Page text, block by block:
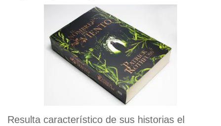
Resulta característico de sus historias el